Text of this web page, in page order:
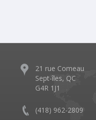
21 rue Comeau
Sept-îles, QC
G4R 1J1
(418) 962-2809